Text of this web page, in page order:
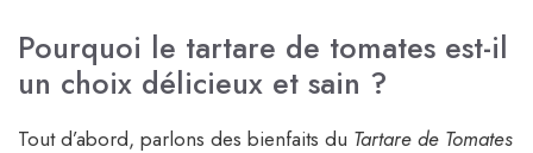
Pourquoi le tartare de tomates est-il
un choix délicieux et sain ?
Tout d’abord, parlons des bienfaits du Tartare de Tomates